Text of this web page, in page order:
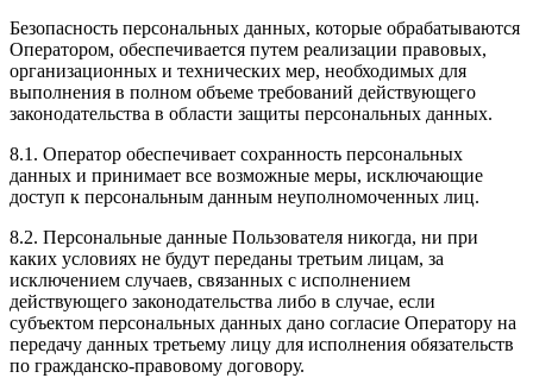
Безопасность персональных данных, которые обрабатываются
Оператором, обеспечивается путем реализации правовых,
организационных и технических мер, необходимых для
выполнения в полном объеме требований действующего
законодательства в области защиты персональных данных.
8.1. Оператор обеспечивает сохранность персональных
данных и принимает все возможные меры, исключающие
доступ к персональным данным неуполномоченных лиц.
8.2. Персональные данные Пользователя никогда, ни при
каких условиях не будут переданы третьим лицам, за
исключением случаев, связанных с исполнением
действующего законодательства либо в случае, если
субъектом персональных данных дано согласие Оператору на
передачу данных третьему лицу для исполнения обязательств
по гражданско-правовому договору.